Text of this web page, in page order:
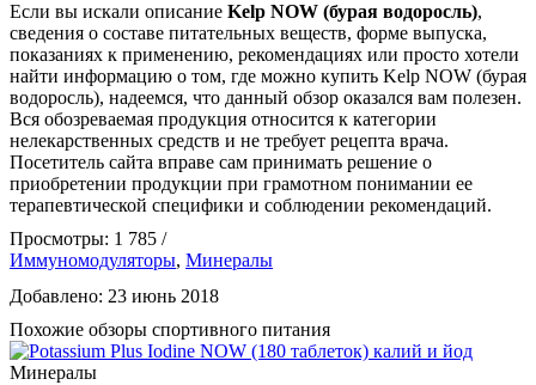
Если вы искали описание Kelp NOW (бурая водоросль),
сведения о составе питательных веществ, форме выпуска,
показаниях к применению, рекомендациях или просто хотели
найти информацию о том, где можно купить Kelp NOW (бурая
водоросль), надеемся, что данный обзор оказался вам полезен.
Вся обозреваемая продукция относится к категории
нелекарственных средств и не требует рецепта врача.
Посетитель сайта вправе сам принимать решение о
приобретении продукции при грамотном понимании ее
терапевтической специфики и соблюдении рекомендаций.
Просмотры: 1 785 /
Иммуномодуляторы, Минералы
Добавлено: 23 июнь 2018
Похожие обзоры спортивного питания
Минералы